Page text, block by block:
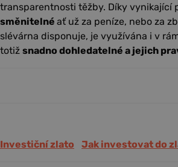
transparentnosti těžby. Díky vynikající
směnitelné ať už za peníze, nebo za
slévárna disponuje, je využívána i v
totiž snadno dohledatelné a jejich
Investiční zlato Jak investovat do